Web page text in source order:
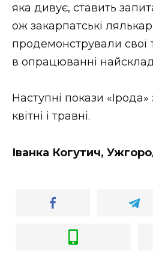
яка дивує, ставить
ож закарпатські
продемонстрували свої
в опрацюванні
Наступні покази
квітні і травні.
Іванка Когутич,